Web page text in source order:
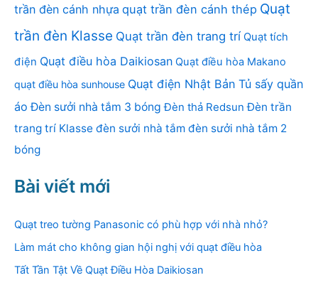
trần đèn cánh nhựa quạt trần đèn cánh thép Quạt
trần đèn Klasse Quạt trần đèn trang trí Quạt tích
điện Quạt điều hòa Daikiosan Quạt điều hòa Makano
quạt điều hòa sunhouse Quạt điện Nhật Bản Tủ sấy quần
áo Đèn sưởi nhà tắm 3 bóng Đèn thả Redsun Đèn trần
trang trí Klasse đèn sưởi nhà tắm đèn sưởi nhà tắm 2
bóng
Bài viết mới
Quạt treo tường Panasonic có phù hợp với nhà nhỏ?
Làm mát cho không gian hội nghị với quạt điều hòa
Tất Tần Tật Về Quạt Điều Hòa Daikiosan